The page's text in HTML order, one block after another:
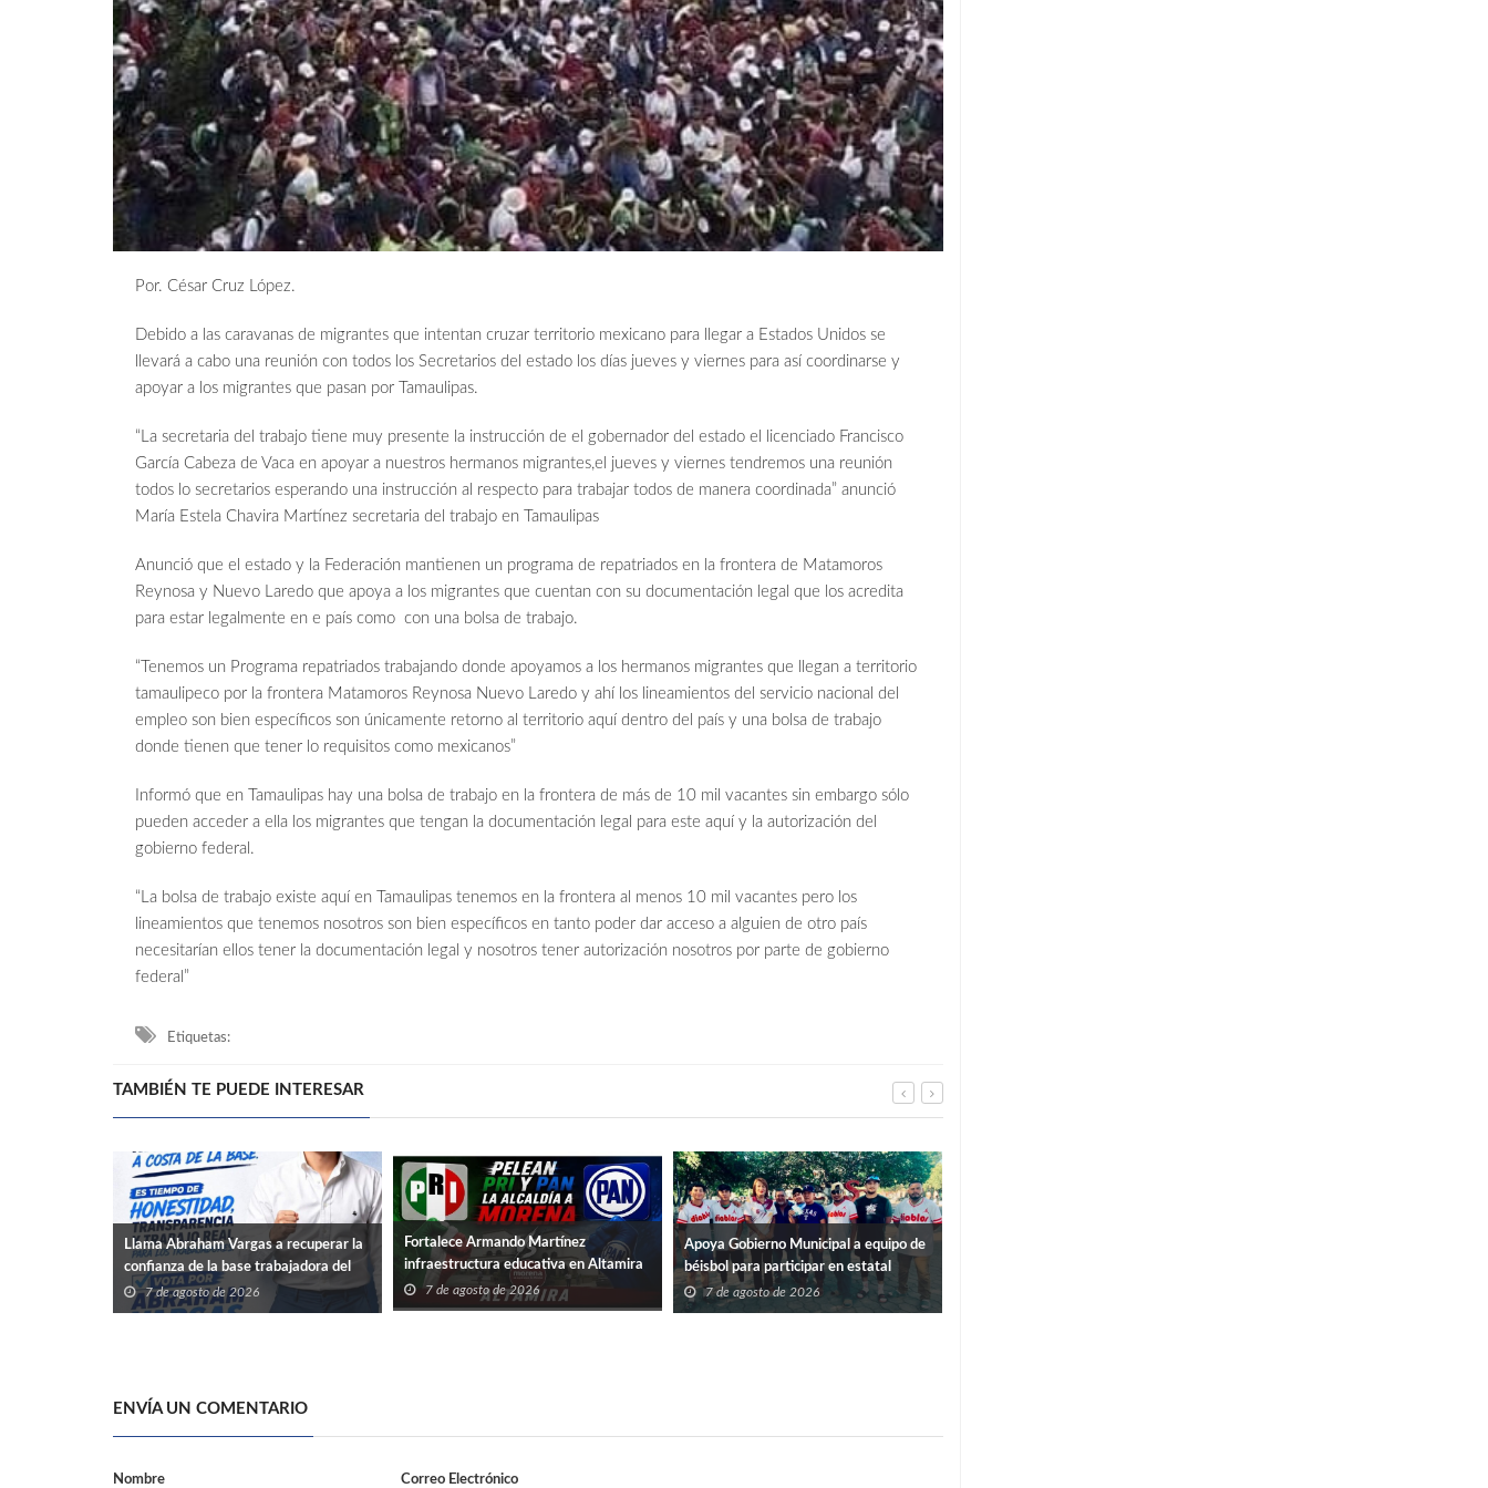
Por. César Cruz López.
Debido a las caravanas de migrantes que intentan cruzar territorio mexicano para llegar a Estados Unidos se
llevará a cabo una reunión con todos los Secretarios del estado los días jueves y viernes para así coordinarse y
apoyar a los migrantes que pasan por Tamaulipas.
“La secretaria del trabajo tiene muy presente la instrucción de el gobernador del estado el licenciado Francisco
García Cabeza de Vaca en apoyar a nuestros hermanos migrantes,el jueves y viernes tendremos una reunión
todos lo secretarios esperando una instrucción al respecto para trabajar todos de manera coordinada” anunció
María Estela Chavira Martínez secretaria del trabajo en Tamaulipas
Anunció que el estado y la Federación mantienen un programa de repatriados en la frontera de Matamoros
Reynosa y Nuevo Laredo que apoya a los migrantes que cuentan con su documentación legal que los acredita
para estar legalmente en e país como con una bolsa de trabajo.
“Tenemos un Programa repatriados trabajando donde apoyamos a los hermanos migrantes que llegan a territorio
tamaulipeco por la frontera Matamoros Reynosa Nuevo Laredo y ahí los lineamientos del servicio nacional del
empleo son bien específicos son únicamente retorno al territorio aquí dentro del país y una bolsa de trabajo
donde tienen que tener lo requisitos como mexicanos”
Informó que en Tamaulipas hay una bolsa de trabajo en la frontera de más de 10 mil vacantes sin embargo sólo
pueden acceder a ella los migrantes que tengan la documentación legal para este aquí y la autorización del
gobierno federal.
“La bolsa de trabajo existe aquí en Tamaulipas tenemos en la frontera al menos 10 mil vacantes pero los
lineamientos que tenemos nosotros son bien específicos en tanto poder dar acceso a alguien de otro país
necesitarían ellos tener la documentación legal y nosotros tener autorización nosotros por parte de gobierno
federal”
Etiquetas:
TAMBIÉN TE PUEDE INTERESAR
Llama Abraham Vargas a recuperar la
confianza de la base trabajadora del
ISSSTE en Tamaulipas
7 de agosto de 2026
Fortalece Armando Martínez
infraestructura educativa en Altamira
7 de agosto de 2026
Apoya Gobierno Municipal a equipo de
béisbol para participar en estatal
7 de agosto de 2026
ENVÍA UN COMENTARIO
Nombre Correo Electrónico